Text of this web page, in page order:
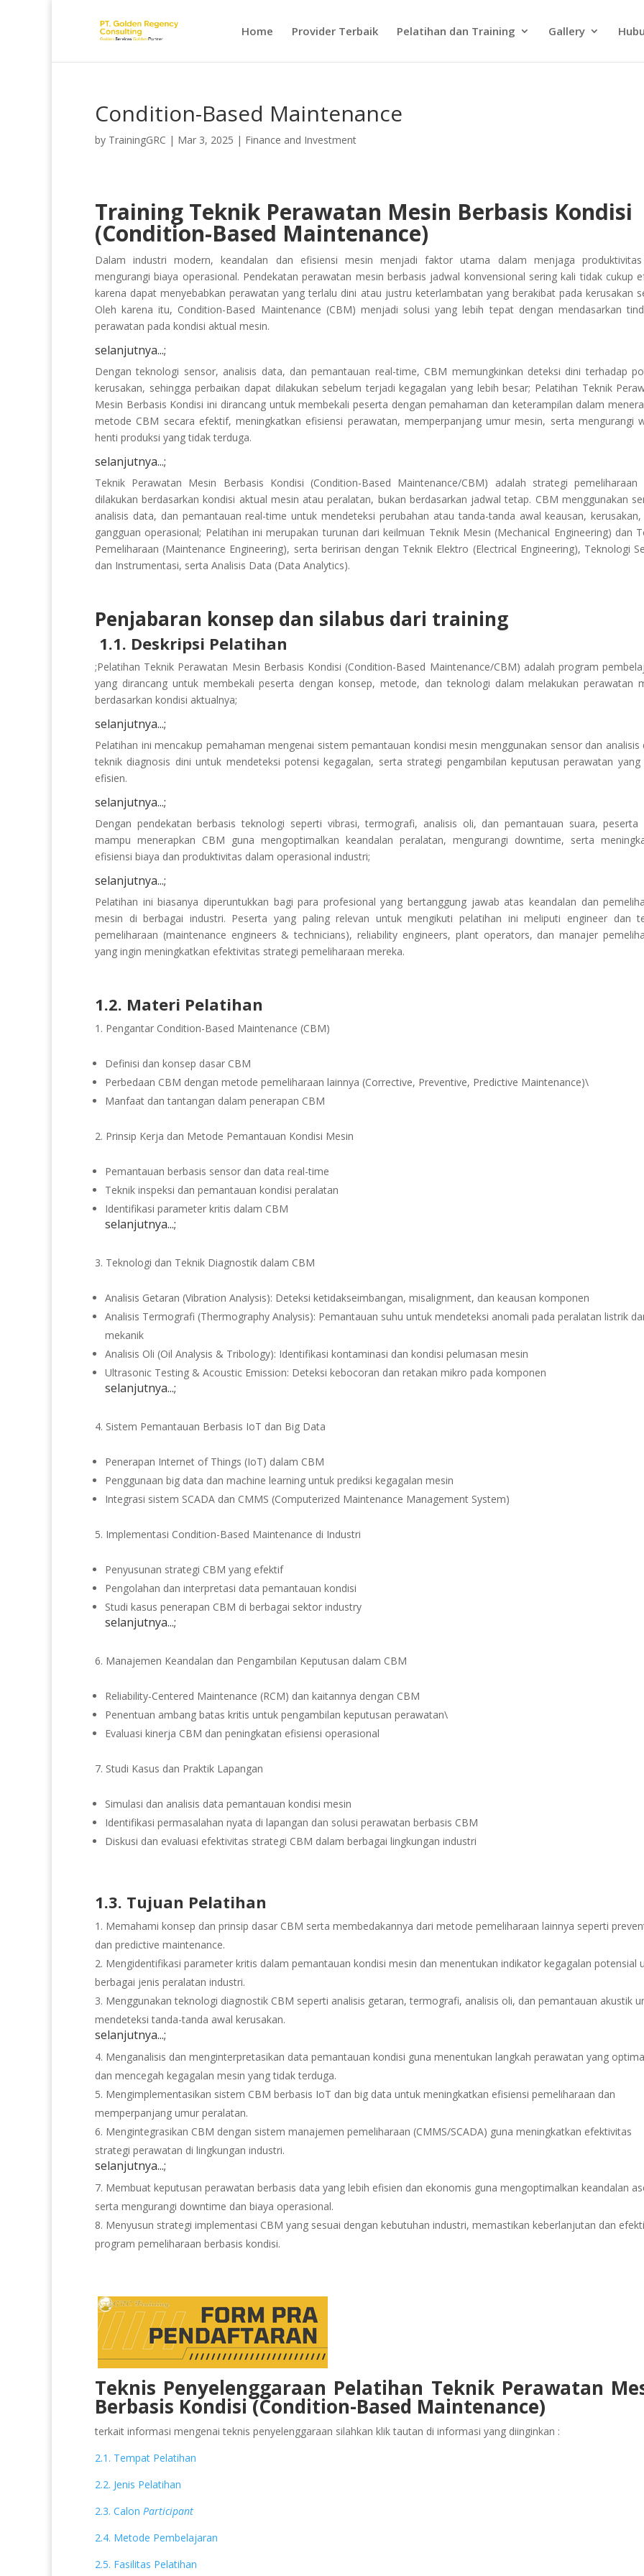
Home Provider Terbaik Pelatihan dan Training Gallery
Condition-Based Maintenance
by TrainingGRC | Mar 3, 2025 | Finance and Investment
Training Teknik Perawatan Mesin Berbasis Kondisi
(Condition-Based Maintenance)
Dalam industri modern, keandalan dan efisiensi mesin menjadi faktor utama dalam menjaga
mengurangi biaya operasional. Pendekatan perawatan mesin berbasis jadwal konvensional sering kali tidak cukup
karena dapat menyebabkan perawatan yang terlalu dini atau justru keterlambatan yang berakibat pada kerusakan
Oleh karena itu, Condition-Based Maintenance (CBM) menjadi solusi yang lebih tepat dengan mendasarkan
perawatan pada kondisi aktual mesin.
selanjutnya...;
Dengan teknologi sensor, analisis data, dan pemantauan real-time, CBM memungkinkan deteksi dini terhadap
kerusakan, sehingga perbaikan dapat dilakukan sebelum terjadi kegagalan yang lebih besar; Pelatihan Teknik
Mesin Berbasis Kondisi ini dirancang untuk membekali peserta dengan pemahaman dan keterampilan dalam
metode CBM secara efektif, meningkatkan efisiensi perawatan, memperpanjang umur mesin, serta mengurangi
henti produksi yang tidak terduga.
selanjutnya...;
Teknik Perawatan Mesin Berbasis Kondisi (Condition-Based Maintenance/CBM) adalah strategi pemeliharaan
dilakukan berdasarkan kondisi aktual mesin atau peralatan, bukan berdasarkan jadwal tetap. CBM menggunakan
analisis data, dan pemantauan real-time untuk mendeteksi perubahan atau tanda-tanda awal keausan,
gangguan operasional; Pelatihan ini merupakan turunan dari keilmuan Teknik Mesin (Mechanical Engineering) dan
Pemeliharaan (Maintenance Engineering), serta beririsan dengan Teknik Elektro (Electrical Engineering), Teknologi
dan Instrumentasi, serta Analisis Data (Data Analytics).
Penjabaran konsep dan silabus dari training
1.1. Deskripsi Pelatihan
;Pelatihan Teknik Perawatan Mesin Berbasis Kondisi (Condition-Based Maintenance/CBM) adalah program
yang dirancang untuk membekali peserta dengan konsep, metode, dan teknologi dalam melakukan perawatan
berdasarkan kondisi aktualnya;
selanjutnya...;
Pelatihan ini mencakup pemahaman mengenai sistem pemantauan kondisi mesin menggunakan sensor dan analisis
teknik diagnosis dini untuk mendeteksi potensi kegagalan, serta strategi pengambilan keputusan perawatan yang
efisien.
selanjutnya...;
Dengan pendekatan berbasis teknologi seperti vibrasi, termografi, analisis oli, dan pemantauan suara, peserta
mampu menerapkan CBM guna mengoptimalkan keandalan peralatan, mengurangi downtime, serta
efisiensi biaya dan produktivitas dalam operasional industri;
selanjutnya...;
Pelatihan ini biasanya diperuntukkan bagi para profesional yang bertanggung jawab atas keandalan dan
mesin di berbagai industri. Peserta yang paling relevan untuk mengikuti pelatihan ini meliputi engineer dan
pemeliharaan (maintenance engineers & technicians), reliability engineers, plant operators, dan manajer
yang ingin meningkatkan efektivitas strategi pemeliharaan mereka.
1.2. Materi Pelatihan
Pengantar Condition-Based Maintenance (CBM)
Definisi dan konsep dasar CBM
Perbedaan CBM dengan metode pemeliharaan lainnya (Corrective, Preventive, Predictive Maintenance)\
Manfaat dan tantangan dalam penerapan CBM
Prinsip Kerja dan Metode Pemantauan Kondisi Mesin
Pemantauan berbasis sensor dan data real-time
Teknik inspeksi dan pemantauan kondisi peralatan
Identifikasi parameter kritis dalam CBM
selanjutnya...;
Teknologi dan Teknik Diagnostik dalam CBM
Analisis Getaran (Vibration Analysis): Deteksi ketidakseimbangan, misalignment, dan keausan komponen
Analisis Termografi (Thermography Analysis): Pemantauan suhu untuk mendeteksi anomali pada peralatan listrik
mekanik
Analisis Oli (Oil Analysis & Tribology): Identifikasi kontaminasi dan kondisi pelumasan mesin
Ultrasonic Testing & Acoustic Emission: Deteksi kebocoran dan retakan mikro pada komponen
selanjutnya...;
Sistem Pemantauan Berbasis IoT dan Big Data
Penerapan Internet of Things (IoT) dalam CBM
Penggunaan big data dan machine learning untuk prediksi kegagalan mesin
Integrasi sistem SCADA dan CMMS (Computerized Maintenance Management System)
Implementasi Condition-Based Maintenance di Industri
Penyusunan strategi CBM yang efektif
Pengolahan dan interpretasi data pemantauan kondisi
Studi kasus penerapan CBM di berbagai sektor industry
selanjutnya...;
Manajemen Keandalan dan Pengambilan Keputusan dalam CBM
Reliability-Centered Maintenance (RCM) dan kaitannya dengan CBM
Penentuan ambang batas kritis untuk pengambilan keputusan perawatan\
Evaluasi kinerja CBM dan peningkatan efisiensi operasional
Studi Kasus dan Praktik Lapangan
Simulasi dan analisis data pemantauan kondisi mesin
Identifikasi permasalahan nyata di lapangan dan solusi perawatan berbasis CBM
Diskusi dan evaluasi efektivitas strategi CBM dalam berbagai lingkungan industri
1.3. Tujuan Pelatihan
Memahami konsep dan prinsip dasar CBM serta membedakannya dari metode pemeliharaan lainnya seperti
dan predictive maintenance.
Mengidentifikasi parameter kritis dalam pemantauan kondisi mesin dan menentukan indikator kegagalan potensial
berbagai jenis peralatan industri.
Menggunakan teknologi diagnostik CBM seperti analisis getaran, termografi, analisis oli, dan pemantauan akustik
mendeteksi tanda-tanda awal kerusakan.
selanjutnya...;
Menganalisis dan menginterpretasikan data pemantauan kondisi guna menentukan langkah perawatan yang
dan mencegah kegagalan mesin yang tidak terduga.
Mengimplementasikan sistem CBM berbasis IoT dan big data untuk meningkatkan efisiensi pemeliharaan dan
memperpanjang umur peralatan.
Mengintegrasikan CBM dengan sistem manajemen pemeliharaan (CMMS/SCADA) guna meningkatkan efektivitas
strategi perawatan di lingkungan industri.
selanjutnya...;
Membuat keputusan perawatan berbasis data yang lebih efisien dan ekonomis guna mengoptimalkan keandalan
serta mengurangi downtime dan biaya operasional.
Menyusun strategi implementasi CBM yang sesuai dengan kebutuhan industri, memastikan keberlanjutan dan
program pemeliharaan berbasis kondisi.
Teknis Penyelenggaraan Pelatihan Teknik Perawatan
Berbasis Kondisi (Condition-Based Maintenance)
terkait informasi mengenai teknis penyelenggaraan silahkan klik tautan di informasi yang diinginkan :
2.1. Tempat Pelatihan
2.2. Jenis Pelatihan
2.3. Calon Participant
2.4. Metode Pembelajaran
2.5. Fasilitas Pelatihan